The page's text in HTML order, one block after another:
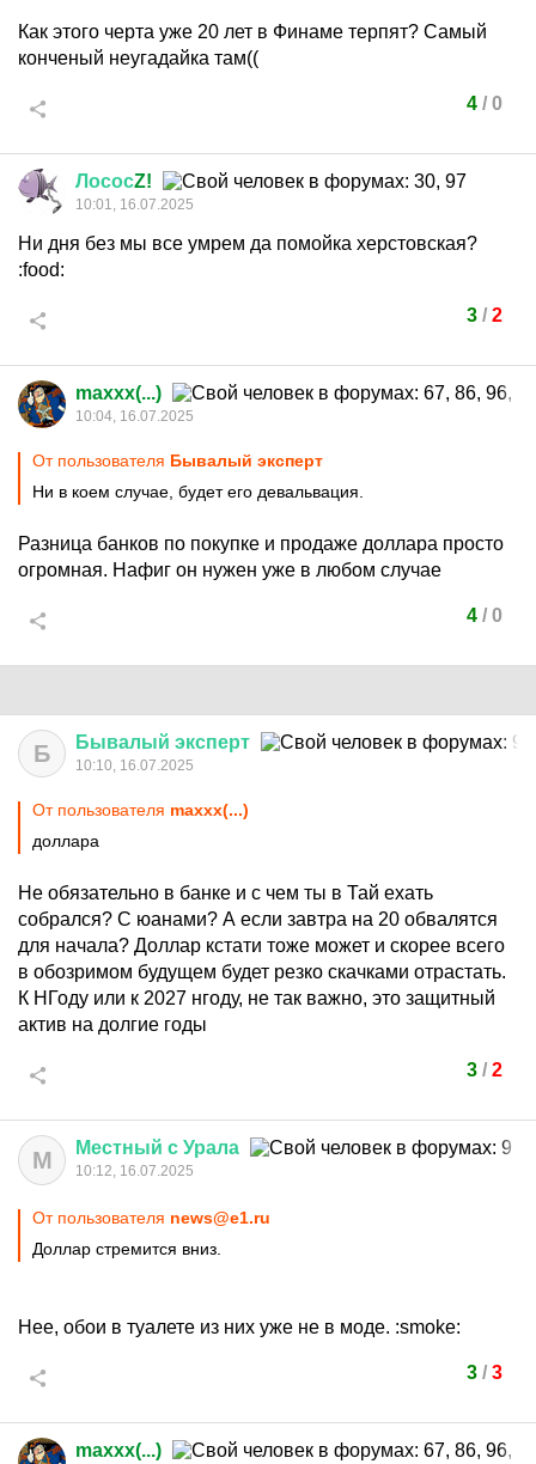
Как этого черта уже 20 лет в Финаме терпят? Самый
конченый неугадайка там((
4/ 0
ЛососZ!
10:01, 16.07.2025
Ни дня без мы все умрем да помойка херстовская?
:food:
3/ 2
maxxx(...)
10:04, 16.07.2025
От пользователя Бывалый эксперт
Ни в коем случае, будет его девальвация.
Разница банков по покупке и продаже доллара просто
огромная. Нафиг он нужен уже в любом случае
4/ 0
Б Бывалый эксперт
10:10, 16.07.2025
От пользователя maxxx(...)
доллара
Не обязательно в банке и с чем ты в Тай ехать
собрался? С юанами? А если завтра на 20 обвалятся
для начала? Доллар кстати тоже может и скорее всего
в обозримом будущем будет резко скачками отрастать.
К НГоду или к 2027 нгоду, не так важно, это защитный
актив на долгие годы
3/ 2
М Местный с Урала
10:12, 16.07.2025
От пользователя news@e1.ru
Доллар стремится вниз.
Нее, обои в туалете из них уже не в моде. :smoke:
3/ 3
maxxx(...)